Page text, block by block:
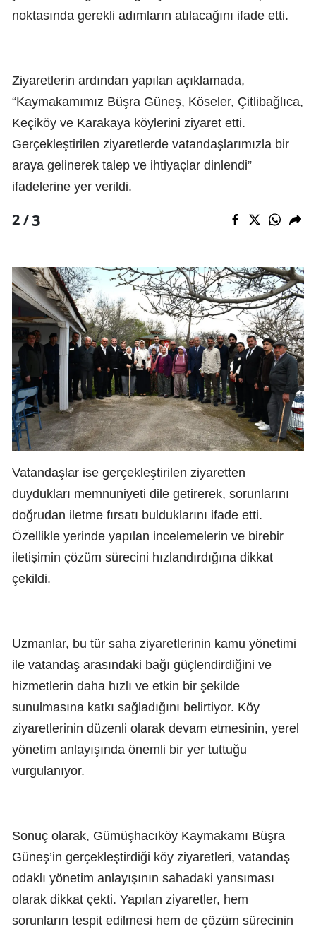
noktasında gerekli adımların atılacağını ifade etti.
Ziyaretlerin ardından yapılan açıklamada,
“Kaymakamımız Büşra Güneş, Köseler, Çitlibağlıca,
Keçiköy ve Karakaya köylerini ziyaret etti.
Gerçekleştirilen ziyaretlerde vatandaşlarımızla bir
araya gelinerek talep ve ihtiyaçlar dinlendi”
ifadelerine yer verildi.
2 /3
Vatandaşlar ise gerçekleştirilen ziyaretten
duydukları memnuniyeti dile getirerek, sorunlarını
doğrudan iletme fırsatı bulduklarını ifade etti.
Özellikle yerinde yapılan incelemelerin ve birebir
iletişimin çözüm sürecini hızlandırdığına dikkat
çekildi.
Uzmanlar, bu tür saha ziyaretlerinin kamu yönetimi
ile vatandaş arasındaki bağı güçlendirdiğini ve
hizmetlerin daha hızlı ve etkin bir şekilde
sunulmasına katkı sağladığını belirtiyor. Köy
ziyaretlerinin düzenli olarak devam etmesinin, yerel
yönetim anlayışında önemli bir yer tuttuğu
vurgulanıyor.
Sonuç olarak, Gümüşhacıköy Kaymakamı Büşra
Güneş’in gerçekleştirdiği köy ziyaretleri, vatandaş
odaklı yönetim anlayışının sahadaki yansıması
olarak dikkat çekti. Yapılan ziyaretler, hem
sorunların tespit edilmesi hem de çözüm sürecinin